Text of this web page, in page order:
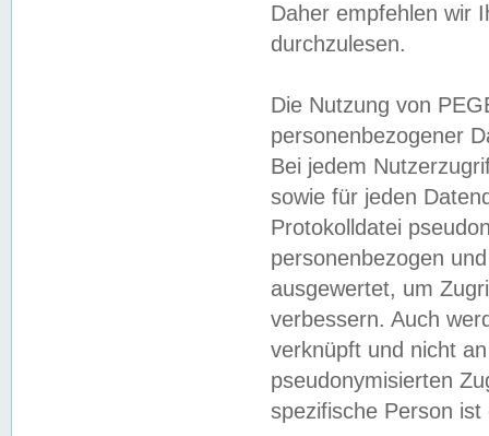
Daher empfehlen wir
durchzulesen.
Die Nutzung von
personenbezogener
Bei jedem
sowie für jeden
Protokolldatei
personenbezogen
ausgewertet, um
verbessern. Auch
verknüpft und nicht
pseudonymisierten
spezifische Person